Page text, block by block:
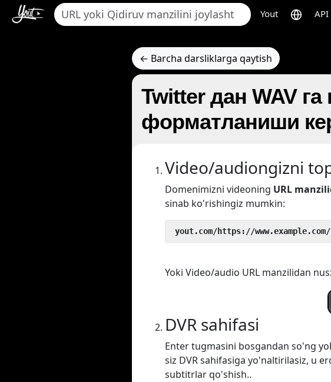
Yout API
← Barcha darsliklarga qaytish
Twitter дан WAV
форматланиши
Video/audiongizni
Domenimizni videoning URL
sinab ko'rishingiz mumkin:
yout.com/https://
Yoki Video/audio URL manzilidan
DVR sahifasi
Enter tugmasini bosgandan so'ng
siz DVR sahifasiga yo'naltirilasiz, u
subtitrlar qo'shish..